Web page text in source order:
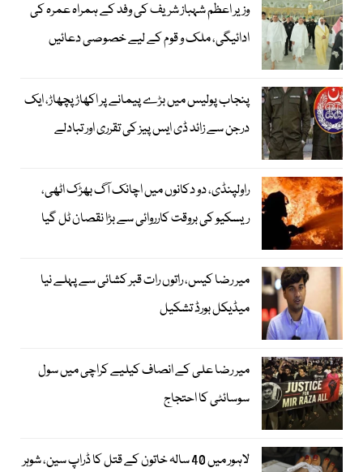
وزیر اعظم شہباز شریف کی وفد کے ہمراہ عمرہ کی
ادائیگی، ملک و قوم کے لیے خصوصی دعائیں
پنجاب پولیس میں بڑے پیمانے پر اکھاڑ پچھاڑ، ایک
درجن سے زائد ڈی ایس پیز کی تقرری اور تبادلے
راولپنڈی، دو دکانوں میں اچانک آگ بھڑک اٹھی،
ریسکیو کی بروقت کارروائی سے بڑا نقصان ٹل گیا
میر رضا کیس، راتوں رات قبر کشائی سے پہلے نیا
میڈیکل بورڈ تشکیل
میر رضا علی کے انصاف کیلیے کراچی میں سول
سوسائٹی کا احتجاج
لاہور میں 40 سالہ خاتون کے قتل کا ڈراپ سین، شوہر